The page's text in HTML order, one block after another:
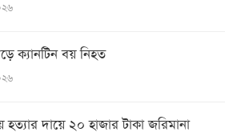
ক্যানটিন বয় নিহত
দায়ে ২০ হাজার টাকা জরিমানা